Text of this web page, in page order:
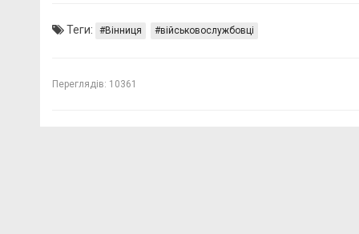
Теги: Вінниця військовослужбовці
Переглядів: 10361